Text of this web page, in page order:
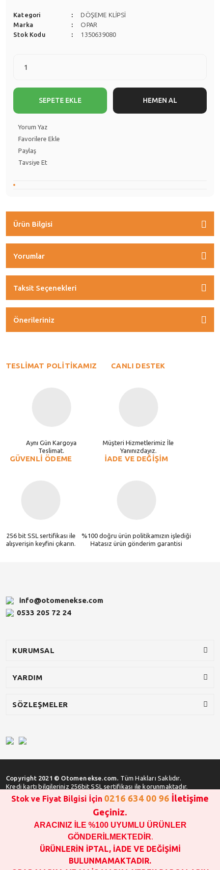
Kategori
DÖŞEME KLİPSİ
Marka
OPAR
Stok Kodu
1350639080
SEPETE EKLE HEMEN AL
Yorum Yaz
Paylaş
Tavsiye Et
Ürün Bilgisi
Yorumlar
Taksit Seçenekleri
Önerileriniz
TESLİMAT POLİTİKAMIZ
Aynı Gün Kargoya
Teslimat.
CANLI DESTEK
Müşteri Hizmetlerimiz İle
Yanınızdayız.
GÜVENLİ ÖDEME
256 bit SSL sertifikası ile
alışverişin keyfini çıkarın.
İADE VE DEĞİŞİM
%100 doğru ürün politikamızın işlediği
Hatasız ürün gönderim garantisi
info@otomenekse.com
0533 205 72 24
KURUMSAL
YARDIM
SÖZLEŞMELER
Copyright 2021 © Otomenekse.com. Tüm Hakları Saklıdır.
Kredi kartı bilgileriniz 256bit SSL sertifikası ile korunmaktadır.
SATIN ALMA İŞLEMİ YAPMADAN ÖNCE
STOK VE FİYAT BİLGİSİ ALINIZ !!!
1000 TL VE ÜSTÜ SİPARİŞ VERİLEBİLİR!!!
OPAR MARKA VE MAİS MARKA YEDEK PARÇALARIN
GARANTİSİ YOKTUR!!!!!!!!!!!
Stok ve Fiyat Bilgisi İçin 0216 634 00 96 İletişime
Geçiniz.
ARACINIZ İLE %100 UYUMLU ÜRÜNLER
GÖNDERİLMEKTEDİR.
ÜRÜNLERİN İPTAL, İADE VE DEĞİŞİMİ
BULUNMAMAKTADIR.